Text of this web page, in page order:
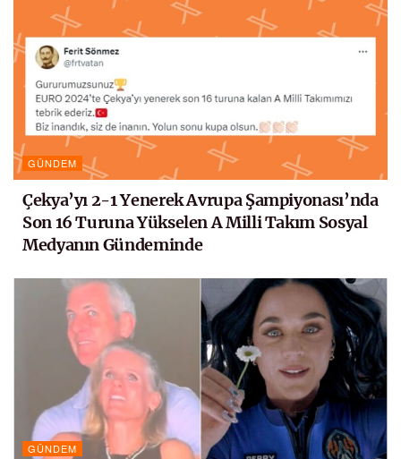
GÜNDEM
Çekya’yı 2-1 Yenerek Avrupa Şampiyonası’nda
Son 16 Turuna Yükselen A Milli Takım Sosyal
Medyanın Gündeminde
GÜNDEM